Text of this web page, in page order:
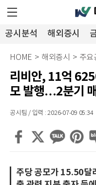
공시분석 해외증시
HOME > 해외증시 > 주요
리비안, 11억
모 발행…2분기
공시팀 / 입력 : 2026-07-09 05:34
주당 공모가 15.50